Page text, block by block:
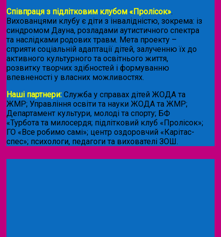
Співпраця з підлітковим клубом «Пролісок».
Вихованцями клубу є діти з інвалідністю, зокрема: із
синдромом Дауна, розладами аутистичного спектра
та наслідками родових травм. Мета проекту –
сприяти соціальній адаптації дітей, залученню їх до
активного культурного та освітнього життя,
розвитку творчих здібностей і формуванню
впевненості у власних можливостях.
Наші партнери: Служба у справах дітей ЖОДА та
ЖМР; Управління освіти та науки ЖОДА та ЖМР;
Департамент культури, молоді та спорту; БФ
«Турбота та милосердя; підлітковий клуб «Пролісок»;
ГО «Все робимо самі»; центр оздоровчий «Карітас-
спес»; психологи, педагоги та вихователі ЗОШ.